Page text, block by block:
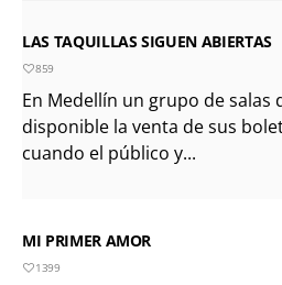
LAS TAQUILLAS SIGUEN ABIERTAS
859
En Medellín un grupo de
disponible la venta de sus
cuando el público y...
MI PRIMER AMOR
1399